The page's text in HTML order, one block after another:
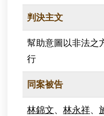
判決主文
幫助意圖以非法之
行
同案被告
林錦文、 林永祥、